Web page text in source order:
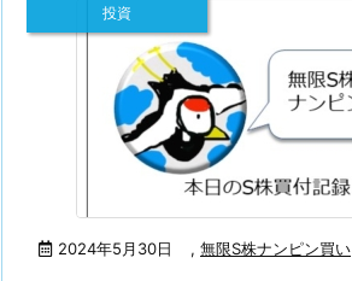
2024年5月30日
投資
, 無限S株ナンピン買い